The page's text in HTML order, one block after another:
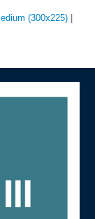
(300x225)